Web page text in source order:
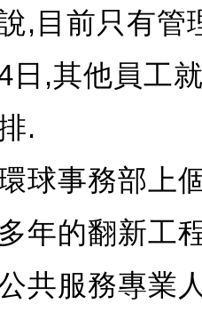
,目前只有管
日,其他員工
.
球事務部上
年的翻新工
共服務專業